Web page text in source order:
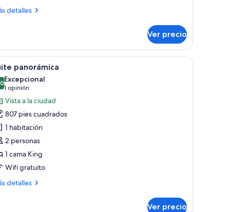
detalles
Ver precio
un escritorio con una silla, dos lámparas de noche, un televisor de
Una habitación de hotel moderna con una
13 panorámica
de 10
Excepcional
1 opinión
(1
opinión)
Vista a la ciudad
807 pies cuadrados
1 habitación
2 personas
1 cama King
Wifi gratuito
detalles
Ver precio